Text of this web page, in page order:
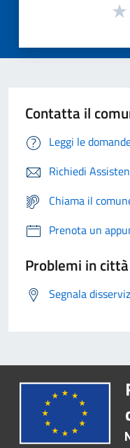
Contatta il
Leggi le
Richiedi
Chiama il
Prenota un
Problemi in città
Segnala